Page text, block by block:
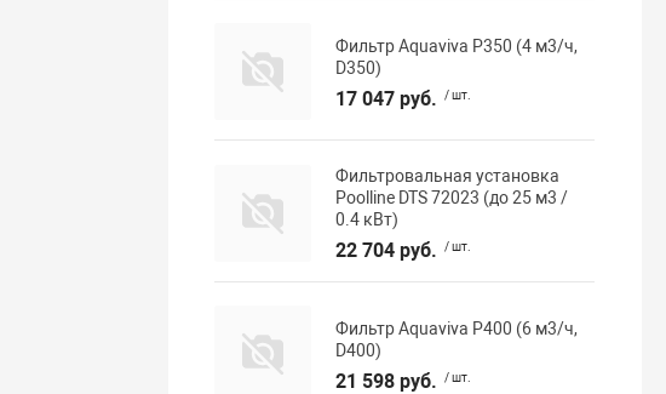
Фильтр Aquaviva P350 (4 м3/ч,
D350)
17 047 руб. / шт.
Фильтровальная установка
Poolline DTS 72023 (до 25 м3 /
0.4 кВт)
22 704 руб. / шт.
Фильтр Aquaviva P400 (6 м3/ч,
D400)
21 598 руб. / шт.